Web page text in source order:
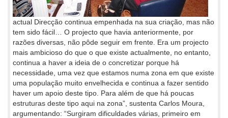
actual Direcção continua empenhada na sua criação, mas não
tem sido fácil… O projecto que havia anteriormente, por
razões diversas, não pôde seguir em frente. Era um projecto
mais ambicioso do que o que existe actualmente, no entanto,
continua a haver a ideia de o concretizar porque há
necessidade, uma vez que estamos numa zona em que existe
uma população muito envelhecida e continua a fazer sentido
haver um apoio deste tipo. Para além de que há poucas
estruturas deste tipo aqui na zona”, sustenta Carlos Moura,
argumentando: “Surgiram dificuldades várias, primeiro em